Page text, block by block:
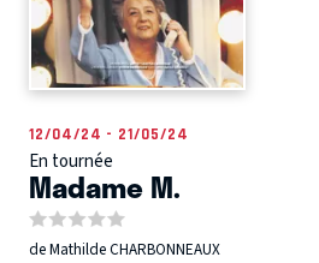
12/04/24 - 21/05/24
En tournée
Madame M.
de Mathilde CHARBONNEAUX